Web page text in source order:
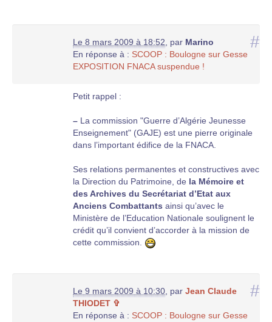
#
Le 8 mars 2009 à 18:52, par Marino
En réponse à : SCOOP : Boulogne sur Gesse
EXPOSITION FNACA suspendue !
Petit rappel :
– La commission "Guerre d’Algérie Jeunesse
Enseignement" (GAJE) est une pierre originale
dans l’important édifice de la FNACA.
Ses relations permanentes et constructives avec
la Direction du Patrimoine, de la Mémoire et
des Archives du Secrétariat d’Etat aux
Anciens Combattants ainsi qu’avec le
Ministère de l’Education Nationale soulignent le
crédit qu’il convient d’accorder à la mission de
cette commission.
#
Le 9 mars 2009 à 10:30, par Jean Claude
THIODET ✞
En réponse à : SCOOP : Boulogne sur Gesse